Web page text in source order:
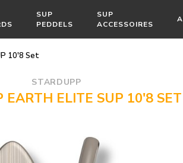
SUP
PEDDELS
SUP
ACCESSOIRES
10'8 Set
STARDUPP
EARTH ELITE SUP 10'8 SET